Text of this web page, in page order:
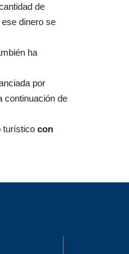
de
dinero se
ha
por
continuación de
turístico con